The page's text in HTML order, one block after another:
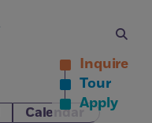
Inquire
Tour
Apply
Calendar